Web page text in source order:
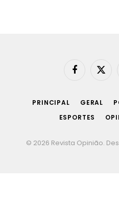
Facebook
X
PRINCIPAL GERAL
ESPORTES
© 2026 Revista Opinião.